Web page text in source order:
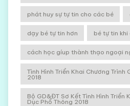
phát huy sự tự tin cho các bé
dạy bé tự tin hơn bé tự tin
cách học gíup thành thạo ngoại
Tình Hình Triển Khai Chương Trình
2018
Bộ GD&ĐT Sơ Kết Tình Hình Triển
Dục Phổ Thông 2018